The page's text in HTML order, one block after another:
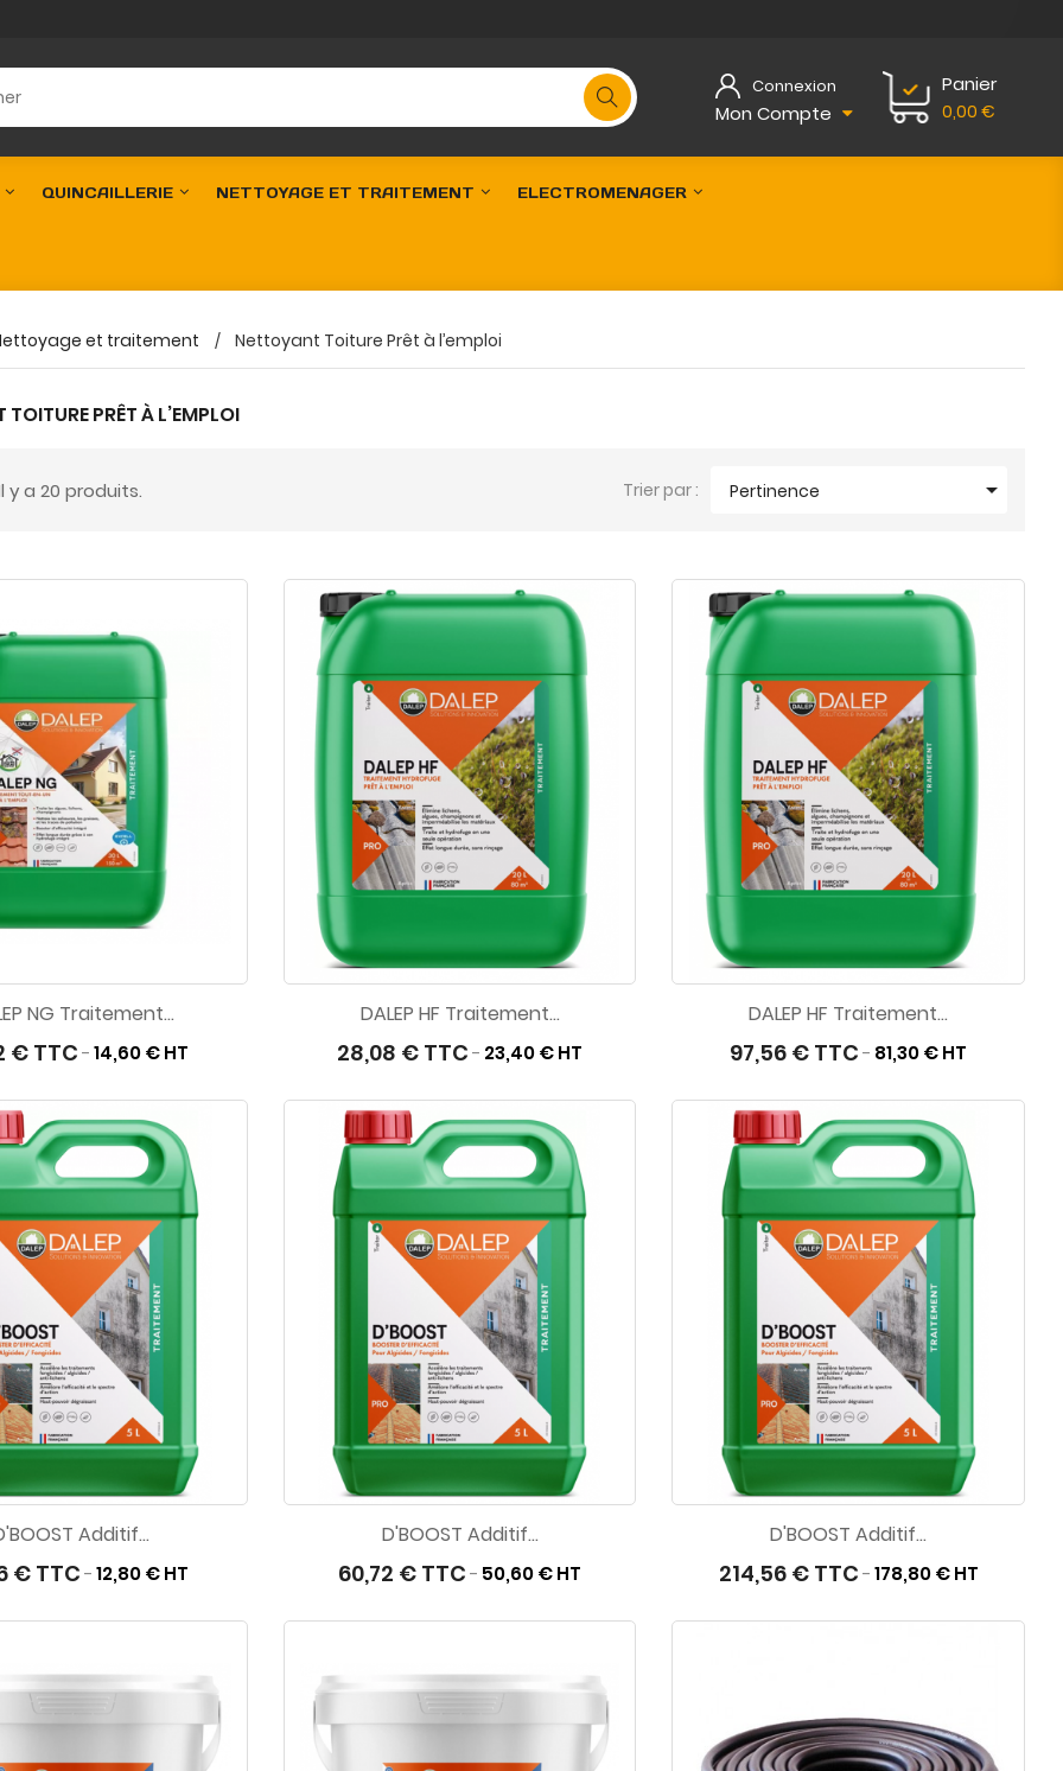
Connexion
Mon Compte
Panier
0,00 €
QUINCAILLERIE NETTOYAGE ET TRAITEMENT ELECTROMENAGER
et traitement Nettoyant Toiture Prêt à l’emploi
PRÊT À L’EMPLOI
y a 20 produits. Pertinence 
Trier par :
NG Traitement...
€ TTC -14,60 € HT
DALEP HF Traitement...
28,08 € TTC - 23,40 € HT
DALEP HF Traitement...
97,56 € TTC - 81,30 € HT
Additif...
€ TTC - 12,80 € HT
D'BOOST Additif...
60,72 € TTC - 50,60 € HT
D'BOOST Additif...
214,56 € TTC - 178,80 € HT